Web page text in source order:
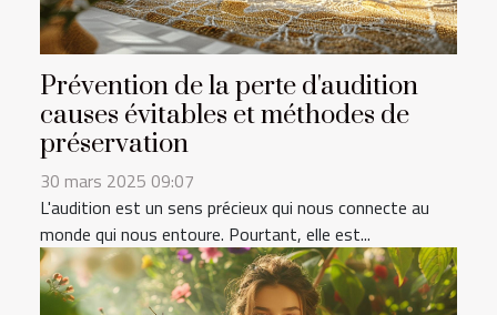
Prévention de la perte d'audition
causes évitables et méthodes de
préservation
30 mars 2025 09:07
L'audition est un sens précieux qui nous connecte au
monde qui nous entoure. Pourtant, elle est...